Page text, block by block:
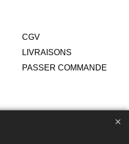
CGV
LIVRAISONS
PASSER COMMANDE